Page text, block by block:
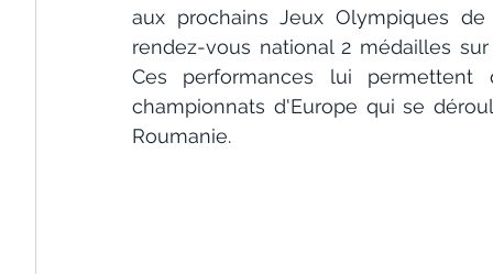
aux prochains Jeux Olympiques
rendez-vous national 2 médailles
Ces performances lui permettent
championnats d'Europe qui se
Roumanie.